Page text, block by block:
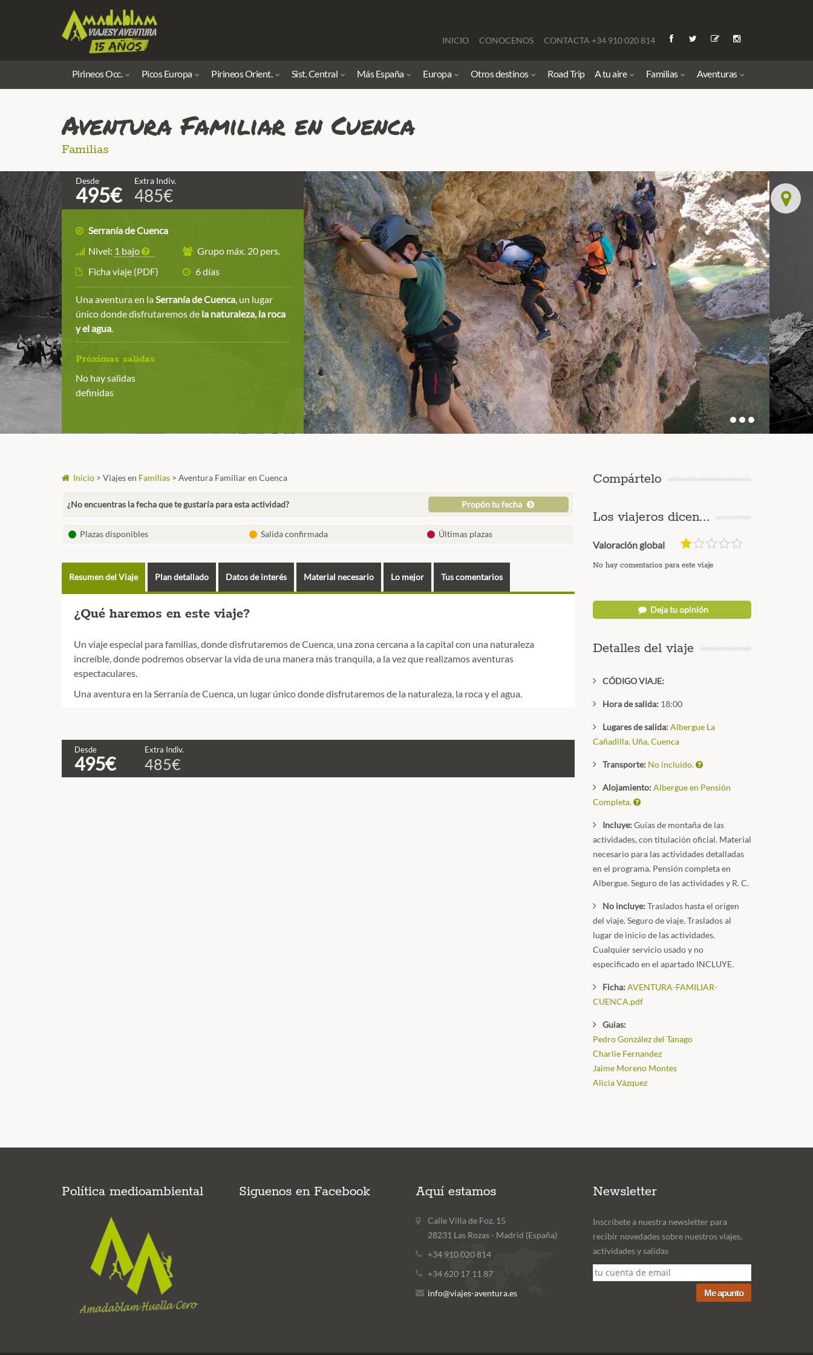
INICIO CONOCENOS CONTACTA +34 910 020 814
Pirineos Occ. Picos Europa Pirineos Orient. Sist. Central Más España Europa Otros destinos Road Trip A tu aire Familias Aventuras
Aventura Familiar en Cuenca
Familias
Desde
495€
Extra Indiv.
485€
Serranía de Cuenca
Nivel: 1 bajo
Grupo máx. 20 pers.
Ficha viaje (PDF)
6 días
Una aventura en laSerranía de Cuenca, un lugar
único donde disfrutaremos de la naturaleza, la roca
y el agua.
Próximas salidas
No hay salidas
definidas
Inicio > Viajes en Familias > Aventura Familiar en Cuenca
¿No encuentras la fecha que te gustaría para esta actividad? Propón tu fecha
Plazas disponibles Salida confirmada Últimas plazas
Resumen del Viaje Plan detallado Datos de interés Material necesario Lo mejor Tus comentarios
¿Qué haremos en este viaje?
Un viaje especial para familias, donde disfrutaremos de Cuenca, una zona cercana a la capital con una naturaleza
increíble, donde podremos observar la vida de una manera más tranquila, a la vez que realizamos aventuras
espectaculares.
Una aventura en la Serranía de Cuenca, un lugar único donde disfrutaremos de la naturaleza, la roca y el agua.
Desde
495€
Extra Indiv.
485€
Compártelo
Los viajeros dicen...
Valoración global
No hay comentarios para este viaje
Deja tu opinión
Detalles del viaje
CÓDIGO VIAJE:
Hora de salida: 18:00
Lugares de salida:Albergue La
Cañadilla, Uña, Cuenca
Transporte: No incluido.
Alojamiento:Albergue en Pensión
Completa.
Incluye:Guías de montaña de las
actividades, con titulación oficial. Material
necesario para las actividades detalladas
en el programa. Pensión completa en
Albergue. Seguro de las actividades y R. C.
No incluye:Traslados hasta el origen
del viaje. Seguro de viaje. Traslados al
lugar de inicio de las actividades.
Cualquier servicio usado y no
especificado en el apartado INCLUYE.
Ficha:AVENTURA-FAMILIAR-
CUENCA.pdf
Guias:
Pedro González del Tanago
Charlie Fernandez
Jaime Moreno Montes
Alicia Vázquez
Política medioambiental Siguenos en Facebook Aquí estamos
Calle Villa de Foz, 15
28231 Las Rozas - Madrid (España)
+34 910 020 814
+34 620 17 11 87
info@viajes-aventura.es
Newsletter
Inscríbete a nuestra newsletter para
recibir novedades sobre nuestros viajes,
actividades y salidas